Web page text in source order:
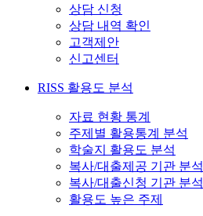
상담 신청
상담 내역 확인
고객제안
신고센터
RISS 활용도 분석
자료 현황 통계
주제별 활용통계 분석
학술지 활용도 분석
복사/대출제공 기관 분석
복사/대출신청 기관 분석
활용도 높은 주제